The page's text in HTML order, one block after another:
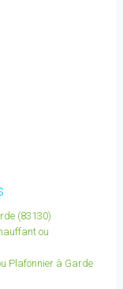
(83130)
ou
Plafonnier à Garde